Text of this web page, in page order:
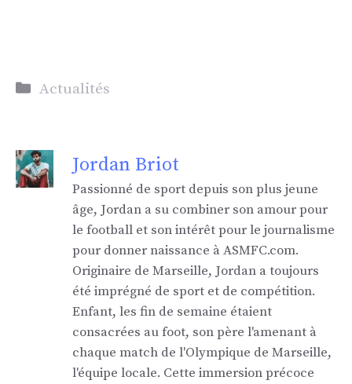
Catégories
Actualités
Jordan Briot
Passionné de sport depuis son plus jeune
âge, Jordan a su combiner son amour pour
le football et son intérêt pour le journalisme
pour donner naissance à ASMFC.com.
Originaire de Marseille, Jordan a toujours
été imprégné de sport et de compétition.
Enfant, les fin de semaine étaient
consacrées au foot, son père l'amenant à
chaque match de l'Olympique de Marseille,
l'équipe locale. Cette immersion précoce